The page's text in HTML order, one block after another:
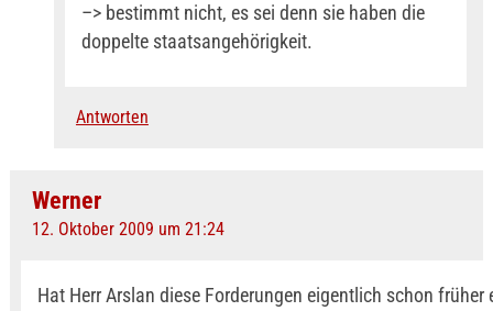
–> bestimmt nicht, es sei denn sie haben die
doppelte staatsangehörigkeit.
Antworten
Werner
12. Oktober 2009 um 21:24
Hat Herr Arslan diese Forderungen eigentlich schon früher